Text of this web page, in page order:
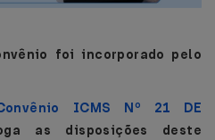
foi incorporado pelo
ICMS Nº 21 DE
as disposições deste